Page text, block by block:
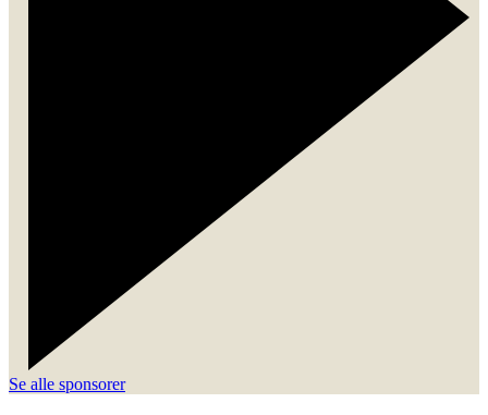
Se alle sponsorer